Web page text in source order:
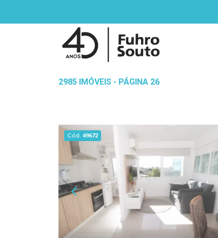
2985 IMÓVEIS - PÁGINA 26
Cód. 49672